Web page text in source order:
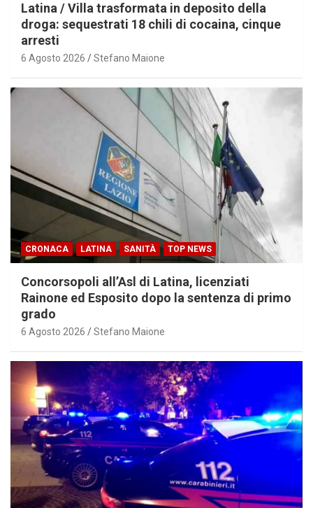
Latina / Villa trasformata in deposito della
droga: sequestrati 18 chili di cocaina, cinque
arresti
6 Agosto 2026 Stefano Maione
CRONACA LATINA SANITÀ TOP NEWS
Concorsopoli all’Asl di Latina, licenziati
Rainone ed Esposito dopo la sentenza di primo
grado
6 Agosto 2026 Stefano Maione